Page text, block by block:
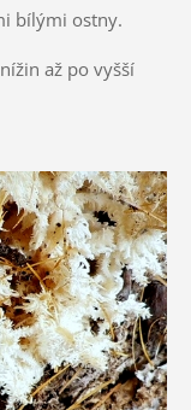
bílými ostny.
až po vyšší